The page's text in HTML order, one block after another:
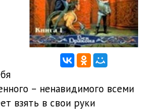
50:28
40:03
– ненавидимого всеми
взять в свои руки